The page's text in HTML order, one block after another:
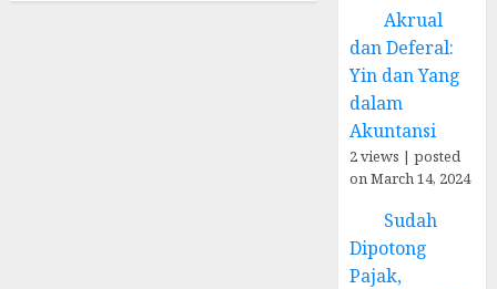
Akrual
dan Deferal:
Yin dan Yang
dalam
Akuntansi
2 views |posted
on March 14, 2024
Sudah
Dipotong
Pajak,